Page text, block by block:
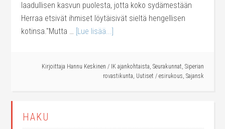
laadullisen kasvun puolesta, jotta koko sydämestään
Herraa etsivät ihmiset löytäisivät sieltä hengellisen
kotinsa."Mutta … [Lue lisää...]
Kirjoittaja Hannu Keskinen / IK ajankohtaista, Seurakunnat, Siperian
rovastikunta, Uutiset / esirukous, Sajansk
HAKU